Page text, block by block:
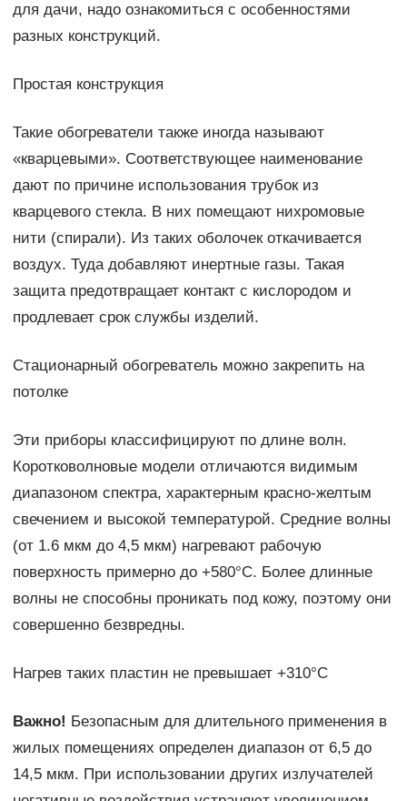
для дачи, надо ознакомиться с особенностями
разных конструкций.
Простая конструкция
Такие обогреватели также иногда называют
«кварцевыми». Соответствующее наименование
дают по причине использования трубок из
кварцевого стекла. В них помещают нихромовые
нити (спирали). Из таких оболочек откачивается
воздух. Туда добавляют инертные газы. Такая
защита предотвращает контакт с кислородом и
продлевает срок службы изделий.
Стационарный обогреватель можно закрепить на
потолке
Эти приборы классифицируют по длине волн.
Коротковолновые модели отличаются видимым
диапазоном спектра, характерным красно-желтым
свечением и высокой температурой. Средние волны
(от 1.6 мкм до 4,5 мкм) нагревают рабочую
поверхность примерно до +580°C. Более длинные
волны не способны проникать под кожу, поэтому они
совершенно безвредны.
Нагрев таких пластин не превышает +310°C
Важно! Безопасным для длительного применения в
жилых помещениях определен диапазон от 6,5 до
14,5 мкм. При использовании других излучателей